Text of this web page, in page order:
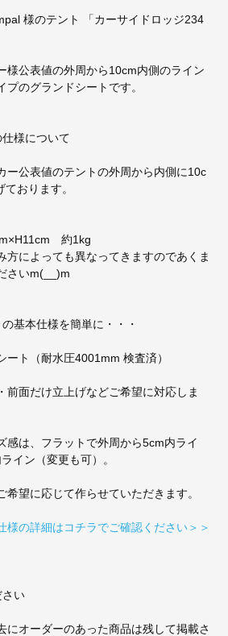
様のテント 「カーサイドロッジ234
様公表値の外周から10cm内側のライン
のグランドシートです。
様について
ー公表値のテントの外周から内側に10c
おります。
約1kg
によっても異なってきますのであくま
さいm(__)m
基本仕様を簡単に・・・
ート（耐水圧4001mm 検査済）
前面だけ立上げなどご希望に対応しま
感は、フラットで外周から5cm内ライ
イン（変更も可）。
望に応じて作らせていただきます。
様の詳細はコチラでご確認ください＞＞
さい
にオーダーのあった商品は残して掲載さ